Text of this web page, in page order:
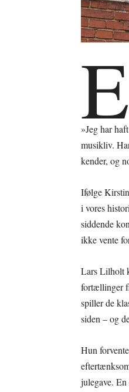
E
»Jeg har
musikliv.
kender, og
Ifølge
i vores
siddende
ikke vente
Lars Lilholt
fortællinger
spiller de
siden – og
Hun
julegave.